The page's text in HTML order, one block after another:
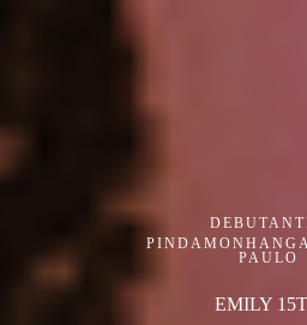
PAULO
EMILY